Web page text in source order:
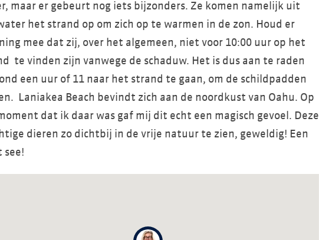
maar er gebeurt nog iets bijzonders. Ze komen namelijk uit
het strand op om zich op te warmen in de zon. Houd er
mee dat zij, over het algemeen, niet voor 10:00 uur op het
te vinden zijn vanwege de schaduw. Het is dus aan te raden
een uur of 11 naar het strand te gaan, om de schildpadden
Laniakea Beach bevindt zich aan de noordkust van Oahu. Op
dat ik daar was gaf mij dit echt een magisch gevoel. Deze
dieren zo dichtbij in de vrije natuur te zien, geweldig! Een
see!